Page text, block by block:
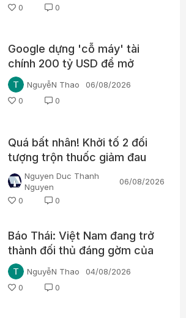
0
0
Google dựng 'cỗ máy' tài
chính 200 tỷ USD để mở
đường cho chip AI, thách
thức Nvidia
NguyễN Thao
06/08/2026
0
0
Quá bất nhân! Khởi tố 2 đối
tượng trộn thuốc giảm đau
Paracetamol vào thuốc Đông
y, nổ chữa bách bệnh
Nguyen Duc Thanh
Nguyen
06/08/2026
0
0
Báo Thái: Việt Nam đang trở
thành đối thủ đáng gờm của
du lịch Thái Lan
NguyễN Thao
04/08/2026
0
0